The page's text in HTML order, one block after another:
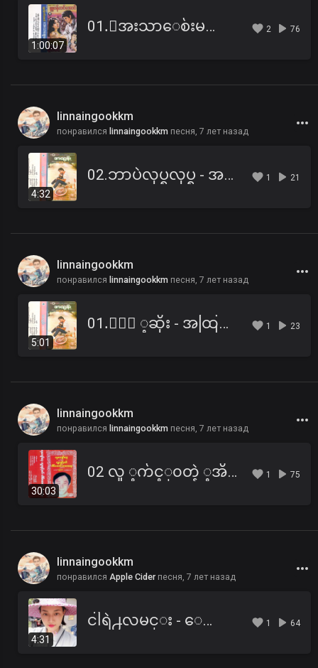
1:00:07
01.ေအးသာေစ်းမလာရ ဇာတ္လမ္း (ပထမပိုင္း).mp3 2 76
linnaingookkm
понравился linnaingookkm песня, 7 лет назад
4:32
02.ဘာပဲလုပ္ရလုပ္ရ - အထြန္း.mp3 1 21
linnaingookkm
понравился linnaingookkm песня, 7 лет назад
5:01
01.ႏြဲ ့ဆိုး - အထြန္း.mp3 1 23
linnaingookkm
понравился linnaingookkm песня, 7 лет назад
30:03
02 လူ ့က်င့္၀တ္နဲ ့အိမ္ေထာင္ေရး (B).mp3 1 75
linnaingookkm
понравился Apple Ciderпесня, 7 лет назад
4:31
ငါရဲ႕လမင္း - ေလးျဖဴ 1 64